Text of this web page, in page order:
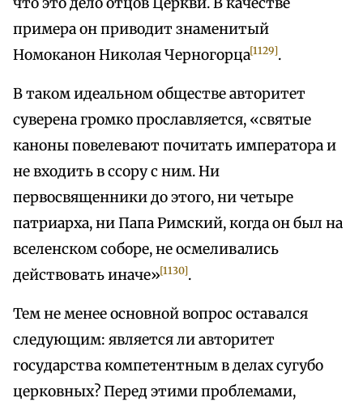
примера он приводит знаменитый
Номоканон Николая Черногорца[1129].
В таком идеальном обществе авторитет
суверена громко прославляется, «святые
каноны повелевают почитать императора и
не входить в ссору с ним. Ни
первосвященники до этого, ни четыре
патриарха, ни Папа Римский, когда он был на
вселенском соборе, не осмеливались
действовать иначе»[1130].
Тем не менее основной вопрос оставался
следующим: является ли авторитет
государства компетентным в делах сугубо
церковных? Перед этими проблемами,